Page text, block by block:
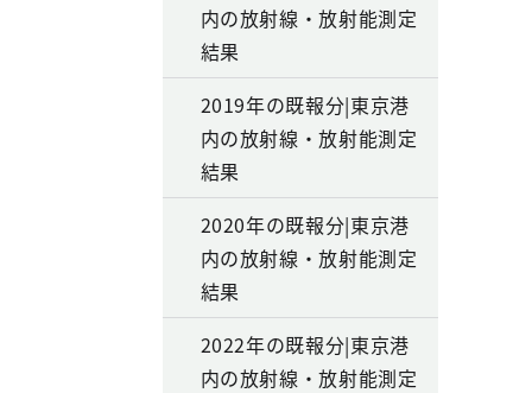
内の放射線・放射能測定
結果
2019年の既報分|東京港
内の放射線・放射能測定
結果
2020年の既報分|東京港
内の放射線・放射能測定
結果
2022年の既報分|東京港
内の放射線・放射能測定